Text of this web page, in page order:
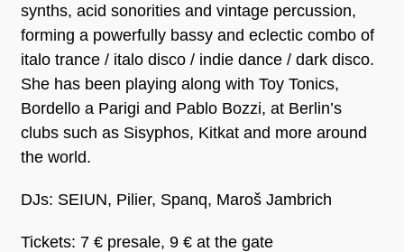
synths, acid sonorities and vintage percussion,
forming a powerfully bassy and eclectic combo of
italo trance / italo disco / indie dance / dark disco.
She has been playing along with Toy Tonics,
Bordello a Parigi and Pablo Bozzi, at Berlin’s
clubs such as Sisyphos, Kitkat and more around
the world.
DJs: SEIUN, Pilier, Spanq, Maroš Jambrich
Tickets: 7 € presale, 9 € at the gate